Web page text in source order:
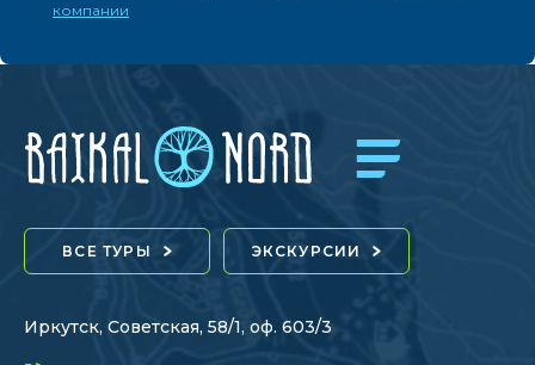
компании
ВСЕ ТУРЫ ЭКСКУРСИИ
Иркутск, Советская, 58/1, оф. 603/3